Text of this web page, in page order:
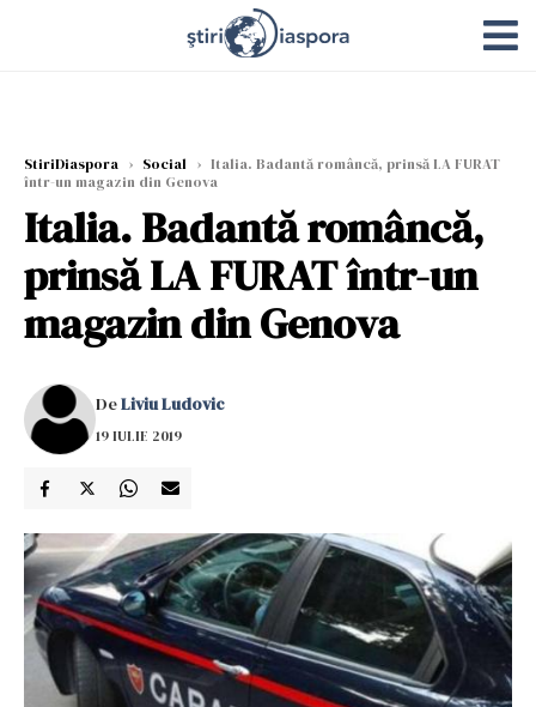
StiriDiaspora › Social › Italia. Badantă româncă, prinsă LA FURAT
într-un magazin din Genova
Italia. Badantă româncă,
prinsă LA FURAT într-un
magazin din Genova
DeLiviu Ludovic
19 IULIE 2019